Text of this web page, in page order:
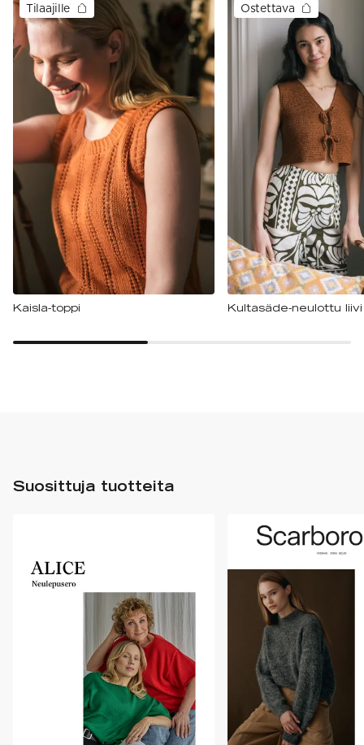
Tilaajille
Kaisla-toppi
Ostettava
Kultasäde-neulottu liivi
Suosittuja tuotteita